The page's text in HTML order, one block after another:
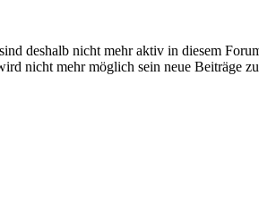
deshalb nicht mehr aktiv in diesem
nicht mehr möglich sein neue Beiträge